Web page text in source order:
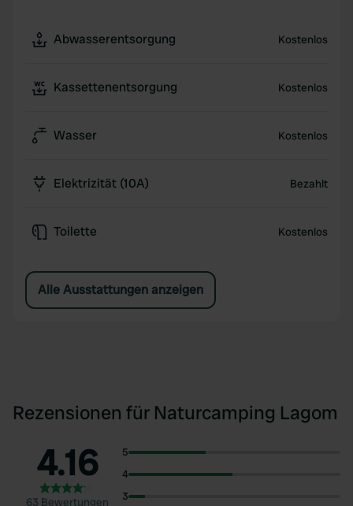
Harold & Mariska (Wisse und Rune) und das Lagom-
Abwasserentsorgung Kostenlos
Kassettenentsorgung Kostenlos
Wasser Kostenlos
Elektrizität (10A) Bezahlt
Toilette Kostenlos
Alle Ausstattungen anzeigen
Rezensionen für Naturcamping Lagom
4.16
63 Bewertungen
5
4
3